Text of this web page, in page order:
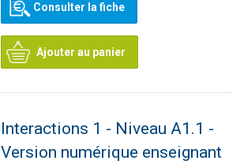
Consulter la fiche
Ajouter au panier
Interactions 1 - Niveau A1.1 -
Version numérique enseignant